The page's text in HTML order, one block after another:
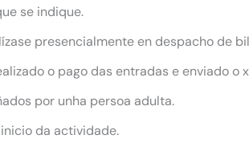
se indique.
presencialmente en despacho de
o pago das entradas e enviado
por unha persoa adulta.
da actividade.